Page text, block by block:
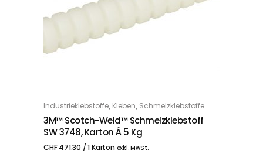
IN DEN WARENKORB
Industrieklebstoffe, Kleben, Schmelzklebstoffe
3M™ Scotch-Weld™ Schmelzklebstoff
SW 3748, Karton Á 5 Kg
CHF471.30 / 1 Karton exkl. MwSt.